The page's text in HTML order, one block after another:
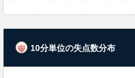
10分単位の失点数分布